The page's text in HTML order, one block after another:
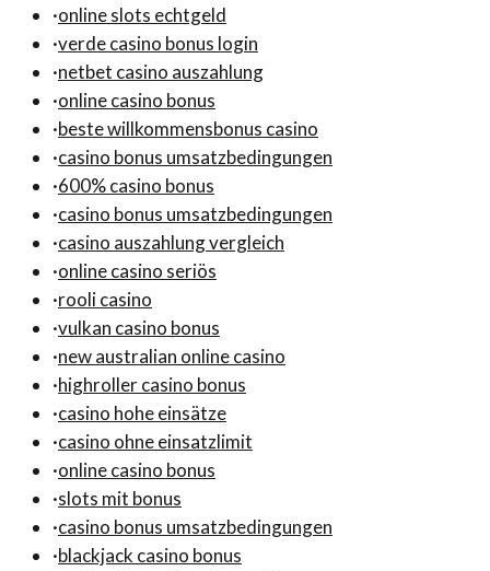
·online slots echtgeld
·verde casino bonus login
·netbet casino auszahlung
·online casino bonus
·beste willkommensbonus casino
·casino bonus umsatzbedingungen
·600% casino bonus
·casino bonus umsatzbedingungen
·casino auszahlung vergleich
·online casino seriös
·rooli casino
·vulkan casino bonus
·new australian online casino
·highroller casino bonus
·casino hohe einsätze
·casino ohne einsatzlimit
·online casino bonus
·slots mit bonus
·casino bonus umsatzbedingungen
·blackjack casino bonus